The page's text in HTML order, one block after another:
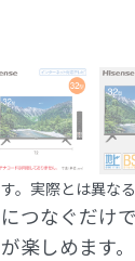
。実際とは異なる
つなぐだけ
楽しめます